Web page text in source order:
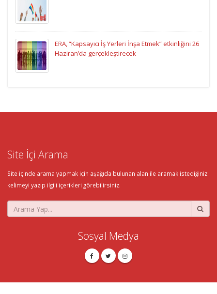
ERA, “Kapsayıcı İş Yerleri İnşa Etmek” etkinliğini 26
Haziran’da gerçekleştirecek
Site İçi Arama
Site içinde arama yapmak için aşağıda bulunan alan ile aramak istediğiniz
kelimeyi yazıp ilgili içerikleri görebilirsiniz.
Sosyal Medya